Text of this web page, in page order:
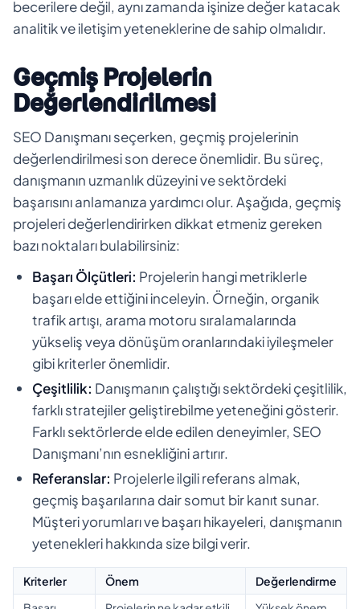
becerilere değil, aynı zamanda işinize değer katacak
analitik ve iletişim yeteneklerine de sahip olmalıdır.
Geçmiş Projelerin
Değerlendirilmesi
SEO Danışmanı seçerken, geçmiş projelerinin
değerlendirilmesi son derece önemlidir. Bu süreç,
danışmanın uzmanlık düzeyini ve sektördeki
başarısını anlamanıza yardımcı olur. Aşağıda, geçmiş
projeleri değerlendirirken dikkat etmeniz gereken
bazı noktaları bulabilirsiniz:
Başarı Ölçütleri: Projelerin hangi metriklerle
başarı elde ettiğini inceleyin. Örneğin, organik
trafik artışı, arama motoru sıralamalarında
yükseliş veya dönüşüm oranlarındaki iyileşmeler
gibi kriterler önemlidir.
Çeşitlilik: Danışmanın çalıştığı sektördeki çeşitlilik,
farklı stratejiler geliştirebilme yeteneğini gösterir.
Farklı sektörlerde elde edilen deneyimler, SEO
Danışmanı’nın esnekliğini artırır.
Referanslar: Projelerle ilgili referans almak,
geçmiş başarılarına dair somut bir kanıt sunar.
Müşteri yorumları ve başarı hikayeleri, danışmanın
yetenekleri hakkında size bilgi verir.
Kriterler Önem
Değerlendirme